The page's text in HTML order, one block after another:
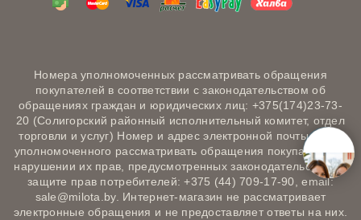
Номера уполномоченных рассматривать обращения
покупателей в соответствии с законодательством об
обращениях граждан и юридических лиц: +375(174)23-73-
20 (Солигорский районный исполнительный комитет, отдел
торговли и услуг) Номер и адрес электронной почты лица,
уполномоченного рассматривать обращения покупателей о
нарушении их прав, предусмотренных законодательством о
защите прав потребителей: +375 (44) 709-17-90, email:
sale@milota.by. Интернет-магазин не рассматривает
электронные обращения и не предоставляет ответы на них.